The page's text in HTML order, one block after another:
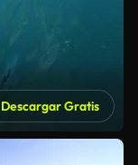
Descargar Gratis